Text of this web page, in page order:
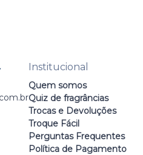
Institucional
Quem somos
Quiz de fragrâncias
Trocas e Devoluções
Troque Fácil
Perguntas Frequentes
Política de Pagamento